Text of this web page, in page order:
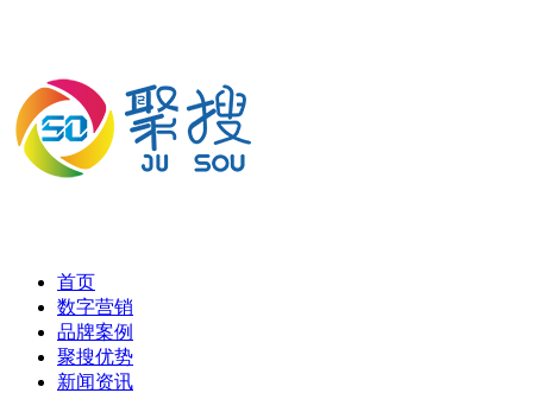
首页
数字营销
品牌案例
聚搜优势
新闻资讯